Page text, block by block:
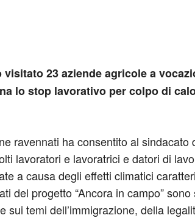
23 aziende agricole a
lo stop lavorativo per colpo di
ravennati ha consentito al sindacato
lavoratori e lavoratrici e datori di
a causa degli effetti climatici
del progetto “Ancora in campo” sono
temi dell’immigrazione, della